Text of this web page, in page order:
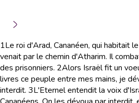
1Le roi d'Arad, Cananéen, qui habitait
venait par le chemin d'Atharim. Il
des prisonniers. 2Alors Israël fit un
livres ce peuple entre mes mains, je
interdit. 3L'Eternel entendit la voix